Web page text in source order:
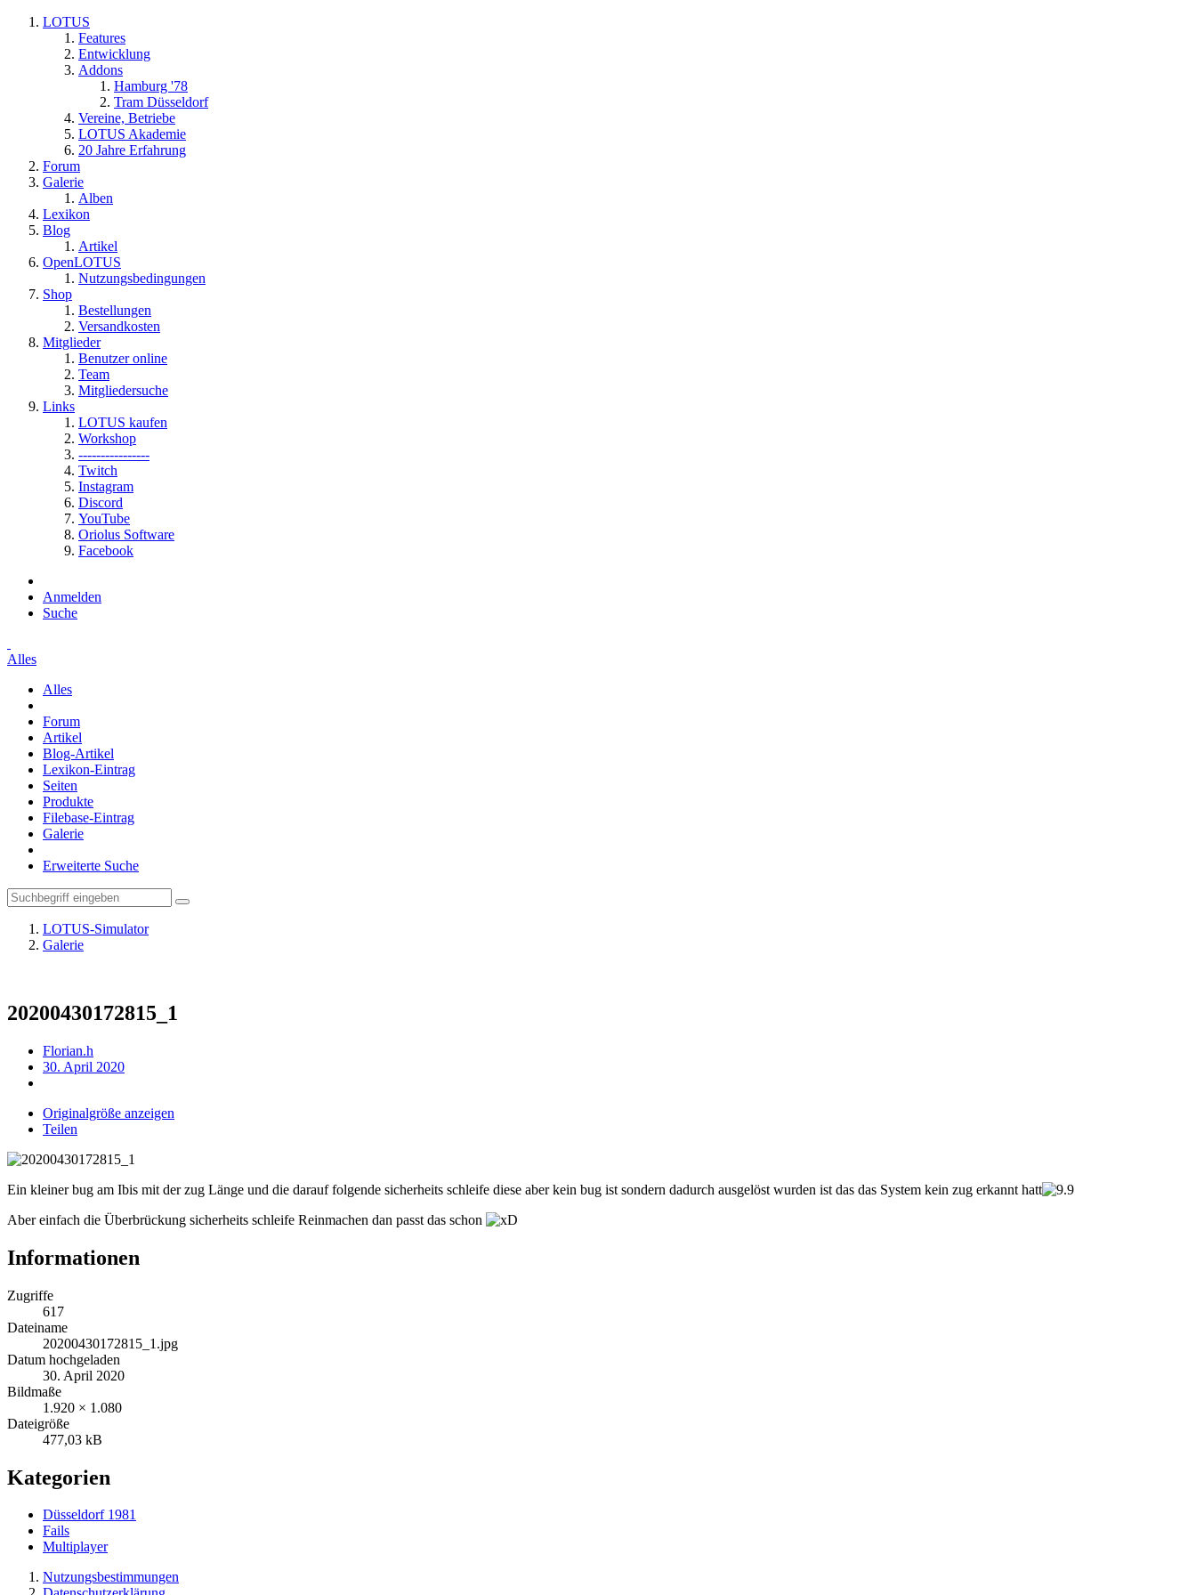
LOTUS
Features
Entwicklung
Addons
Hamburg '78
Tram Düsseldorf
Vereine, Betriebe
LOTUS Akademie
20 Jahre Erfahrung
Forum
Galerie
Alben
Lexikon
Blog
Artikel
OpenLOTUS
Nutzungsbedingungen
Shop
Bestellungen
Versandkosten
Mitglieder
Benutzer online
Team
Mitgliedersuche
Links
LOTUS kaufen
Workshop
----------------
Twitch
Instagram
Discord
YouTube
Oriolus Software
Facebook
Anmelden
Suche
Alles
Alles
Forum
Artikel
Blog-Artikel
Lexikon-Eintrag
Seiten
Produkte
Filebase-Eintrag
Galerie
Erweiterte Suche
LOTUS-Simulator
Galerie
20200430172815_1
Florian.h
30. April 2020
Originalgröße anzeigen
Teilen
Ein kleiner bug am Ibis mit der zug Länge und die darauf folgende sicherheits schleife diese aber kein bug ist sondern dadurch ausgelöst wurden ist das das System kein zug erkannt hatt
Aber einfach die Überbrückung sicherheits schleife Reinmachen dan passt das schon
Informationen
Zugriffe
617
Dateiname
20200430172815_1.jpg
Datum hochgeladen
30. April 2020
Bildmaße
1.920 × 1.080
Dateigröße
477,03 kB
Kategorien
Düsseldorf 1981
Fails
Multiplayer
Nutzungsbestimmungen